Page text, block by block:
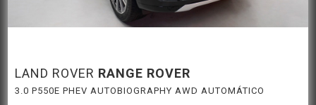
LAND ROVER RANGE ROVER
3.0 P550E PHEV AUTOBIOGRAPHY AWD AUTOMÁTICO